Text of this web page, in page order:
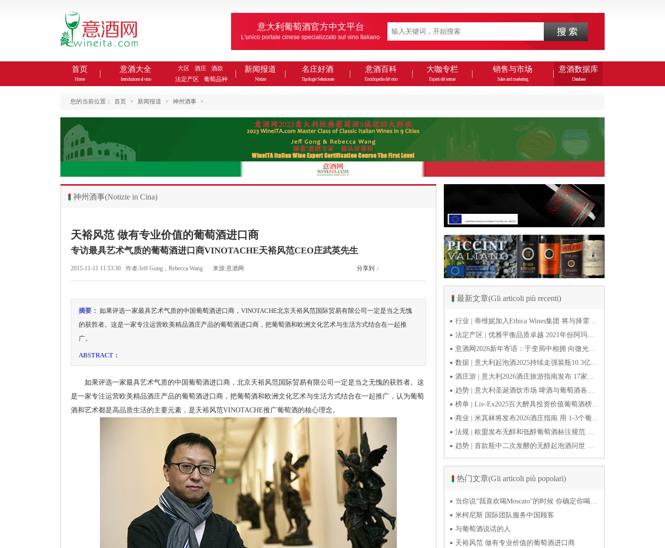
意大利葡萄酒官方中文平台
L'unico portale cinese specializzato sul vino Italiano
首页
Home
意酒大全
Introduzione al vino
大区 酒庄
酒款
法定产区
葡萄品种
新闻报道
Notizie
名庄好酒
Tipologie Selezionate
意酒百科
Enciclopedia del vino
大咖专栏
Esperti del settore
销售与市场
Sales and marketing
意酒数据库
Database
您的当前位置： 首页 > 新闻报道 > 神州酒事 >
神州酒事(Notizie in Cina)
天裕风范 做有专业价值的葡萄酒进口商
专访最具艺术气质的葡萄酒进口商VINOTACHE天裕风范CEO庄武英先生
2015-11-11 11:53:30 作者:Jeff Gong，Rebecca Wang 来源:意酒网 分享到：
摘要： 如果评选一家最具艺术气质的中国葡萄酒进口商，VINOTACHE北京天裕风范国际贸易有限公司一定是当之无愧
的获胜者。这是一家专注运营欧美精品酒庄产品的葡萄酒进口商，把葡萄酒和欧洲文化艺术与生活方式结合在一起推
广。
ABSTRACT：
如果评选一家最具艺术气质的中国葡萄酒进口商，北京天裕风范国际贸易有限公司一定是当之无愧的获胜者。这
是一家专注运营欧美精品酒庄产品的葡萄酒进口商，把葡萄酒和欧洲文化艺术与生活方式结合在一起推广，认为葡萄
酒和艺术都是高品质生活的主要元素，是天裕风范VINOTACHE推广葡萄酒的核心理念。
最新文章(Gli articoli più recenti)
行业 | 蒂维妮加入Ethica Wines集团 将与择霏罗共拓中国市场
法定产区 | 优雅平衡品质卓越 2021年份阿玛罗尼Amarone全球预品会落幕
意酒网2026新年寄语：于变局中相拥 向微光而前行
数据 | 意大利起泡酒2025持续走强装瓶10.3亿瓶 普罗塞克风靡全球
酒庄游 | 意大利2026酒庄旅游指南发布 17家葡萄酒博物馆别错过
趋势 | 意大利圣诞酒饮市场 啤酒与葡萄酒各自精彩
榜单 | Liv-Ex2025百大醉具投资价值葡萄酒榜单发布 20款意酒入选
商业 | 米其林将发布2026酒庄指南 用 1-3个葡萄串为部分酒庄评级
法规 | 欧盟发布无醇和低醇葡萄酒标注规范 无醇酒可以被种出来吗
趋势 | 首款瓶中二次发酵的无醇起泡酒问世 意大利酿酒师用特种酵母开创历史
热门文章(Gli articoli più popolari)
当你说“我喜欢喝Moscato”的时候 你确定你喝的到底是什么吗？
米柯尼斯 国际团队服务中国顾客
与葡萄酒说话的人
天裕风范 做有专业价值的葡萄酒进口商